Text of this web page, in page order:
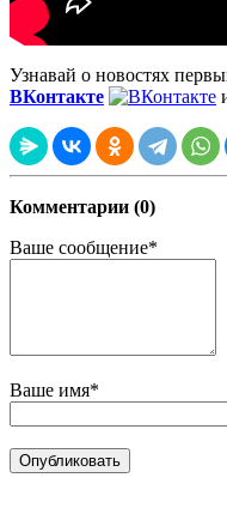
Узнавай о новостях
ВКонтакте
Комментарии (0)
Ваше сообщение*
Ваше имя*